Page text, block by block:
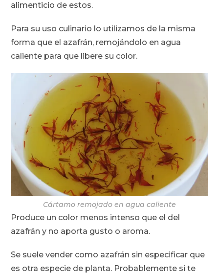
alimenticio de estos.
Para su uso culinario lo utilizamos de la misma
forma que el azafrán, remojándolo en agua
caliente para que libere su color.
Cártamo remojado en agua caliente
Produce un color menos intenso que el del
azafrán y no aporta gusto o aroma.
Se suele vender como azafrán sin especificar que
es otra especie de planta. Probablemente si te